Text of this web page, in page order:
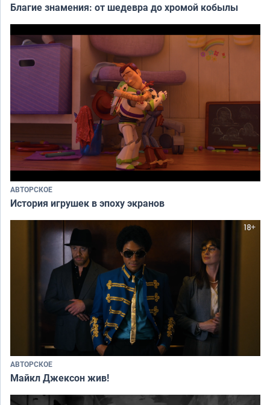
Благие знамения: от шедевра до хромой кобылы
АВТОРСКОЕ
История игрушек в эпоху экранов
АВТОРСКОЕ
Майкл Джексон жив!